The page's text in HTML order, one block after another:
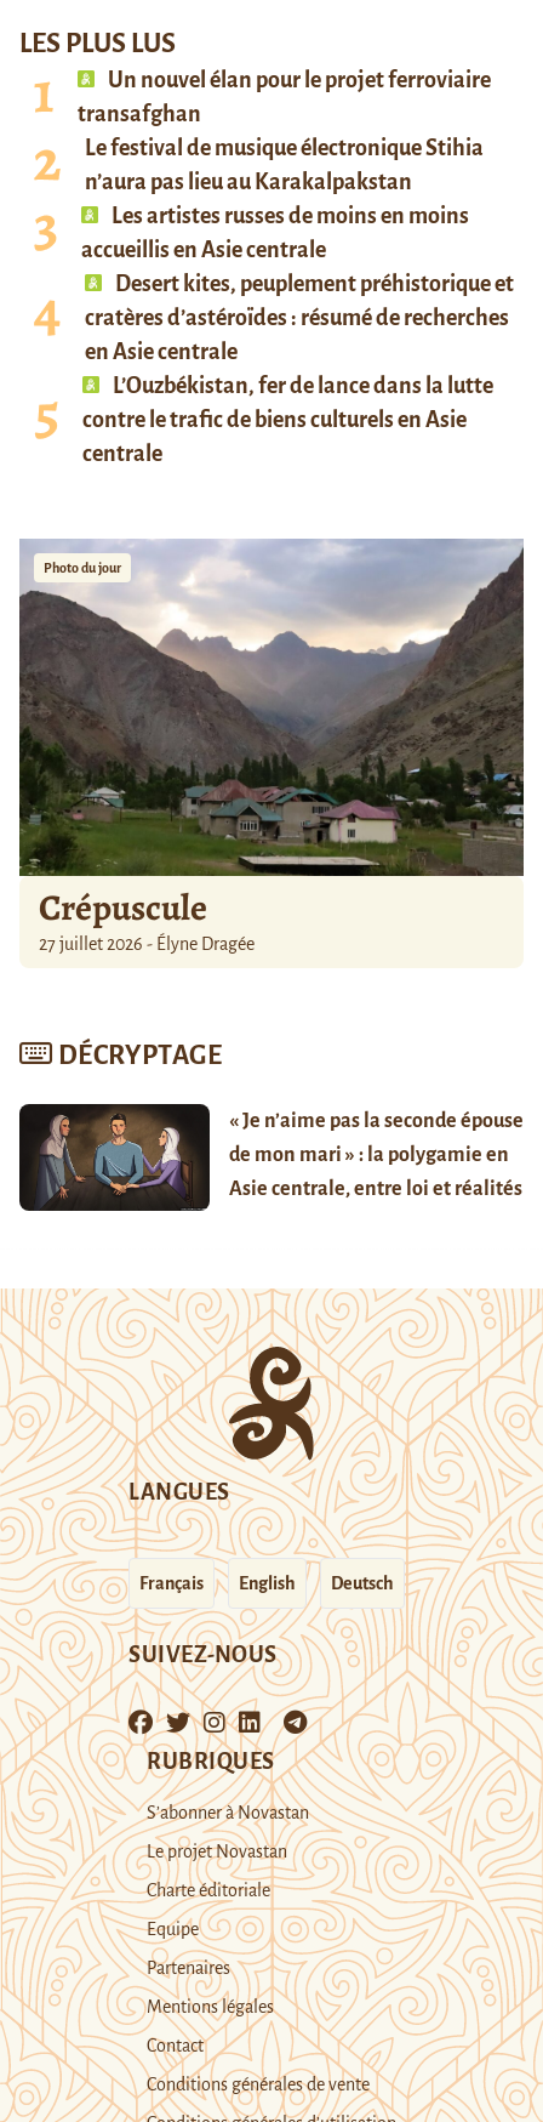
LES PLUS LUS
Un nouvel élan pour le projet ferroviaire
transafghan
Le festival de musique électronique Stihia
n’aura pas lieu au Karakalpakstan
Les artistes russes de moins en moins
accueillis en Asie centrale
Desert kites, peuplement préhistorique et
cratères d’astéroïdes : résumé de recherches
en Asie centrale
L’Ouzbékistan, fer de lance dans la lutte
contre le trafic de biens culturels en Asie
centrale
Photo du jour
Crépuscule
27 juillet 2026 - Élyne Dragée
DÉCRYPTAGE
« Je n’aime pas la seconde épouse
de mon mari » : la polygamie en
Asie centrale, entre loi et réalités
LANGUES
Français English Deutsch
SUIVEZ-NOUS
RUBRIQUES
S’abonner à Novastan
Le projet Novastan
Charte éditoriale
Equipe
Partenaires
Mentions légales
Contact
Conditions générales de vente